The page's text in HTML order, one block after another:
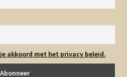
akkoord met het privacy beleid.